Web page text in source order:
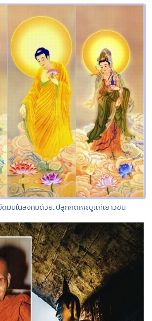
ดมนในสังคมด้วย..ปลูกกตัญญูเเก่เยาวชน